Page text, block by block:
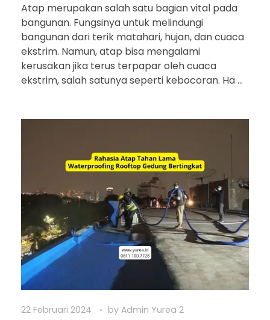
Atap merupakan salah satu bagian vital pada
bangunan. Fungsinya untuk melindungi
bangunan dari terik matahari, hujan, dan cuaca
ekstrim. Namun, atap bisa mengalami
kerusakan jika terus terpapar oleh cuaca
ekstrim, salah satunya seperti kebocoran. Ha ...
22 Februari 2024 by Admin Yurea 2